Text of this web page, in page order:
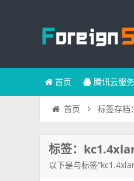
首页 腾讯云服
首页 标签存档
标签：
以下是与标签